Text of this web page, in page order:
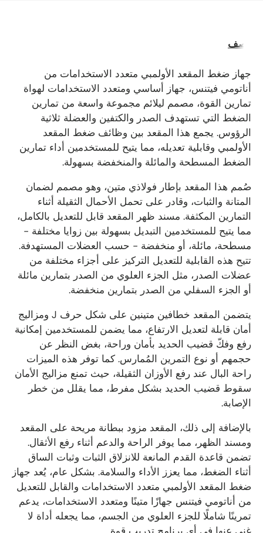
وصف
جهاز ضغط المقعد الأولمبي متعدد الاستخدامات من
أناتومي فيتنس، جهاز أساسي ومتعدد الاستخدامات لهواة
تمارين القوة، مصمم ليلائم مجموعة واسعة من تمارين
الضغط التي تستهدف الصدر والكتفين والعضلة ثلاثية
الرؤوس. يجمع هذا المقعد بين وظائف ضغط المقعد
الأولمبي وقابلية تعديله، مما يتيح للمستخدمين أداء تمارين
الضغط المسطحة والمائلة والمنخفضة بسهولة.
صُمم هذا المقعد بإطار فولاذي متين، وهو مصمم لضمان
المتانة والثبات، وقادر على تحمل الأحمال الثقيلة أثناء
التمارين المكثفة. مسند ظهر المقعد قابل للتعديل بالكامل،
مما يتيح للمستخدمين التبديل بسهولة بين زوايا مختلفة -
مسطحة، مائلة، أو منخفضة - حسب العضلات المستهدفة.
تتيح هذه القابلية للتعديل التركيز على أجزاء مختلفة من
عضلات الصدر، مثل الجزء العلوي من الصدر بتمارين مائلة
أو الجزء السفلي من الصدر بتمارين منخفضة.
يتضمن المقعد خطافين متينين على شكل حرف J ومزاليج
أمان قابلة لتعديل الارتفاع، مما يضمن للمستخدمين إمكانية
رفع وفكّ قضيب الحديد بأمان وراحة، بغض النظر عن
حجمهم أو نوع التمرين المُمارس. كما توفر هذه الميزات
راحة البال عند رفع الأوزان الثقيلة، حيث تمنع مزاليج الأمان
سقوط قضيب الحديد بشكل مفرط، مما يقلل من خطر
الإصابة.
بالإضافة إلى ذلك، المقعد مزود ببطانة مريحة على المقعد
ومسند الظهر، مما يوفر الراحة والدعم أثناء رفع الأثقال.
تضمن قاعدة القدم المانعة للانزلاق الثبات وثبات الساق
أثناء الضغط، مما يعزز الأداء والسلامة. بشكل عام، يُعد جهاز
ضغط المقعد الأولمبي متعدد الاستخدامات والقابل للتعديل
من أناتومي فيتنس جهازًا متينًا ومتعدد الاستخدامات، يدعم
تمرينًا شاملًا للجزء العلوي من الجسم، مما يجعله أداة لا